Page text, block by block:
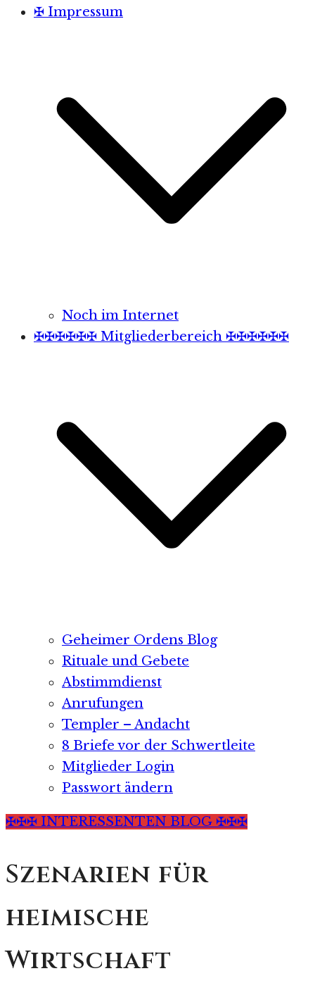
✠ Impressum
Noch im Internet
✠✠✠✠✠✠ Mitgliederbereich ✠✠✠✠✠✠
Geheimer Ordens Blog
Rituale und Gebete
Abstimmdienst
Anrufungen
Templer – Andacht
8 Briefe vor der Schwertleite
Mitglieder Login
Passwort ändern
✠✠✠ INTERESSENTEN BLOG ✠✠✠
Szenarien für
heimische
Wirtschaft